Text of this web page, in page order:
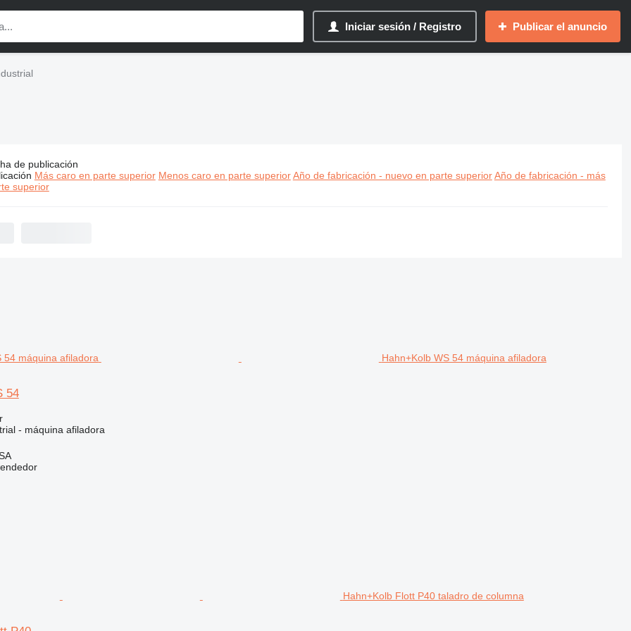
Iniciar sesión / Registro Publicar el anuncio
Hahn+Kolb maquinaria industrial
de publicación
Más caro en parte superior Menos caro en parte superior Año de fabricación - nuevo en parte superior Año de fabricación - más
superior
Hahn+Kolb WS 54 máquina afiladora
54
- máquina afiladora
Hahn+Kolb Flott P40 taladro de columna